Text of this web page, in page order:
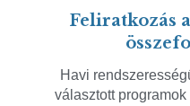
Feliratkozás
Havi
választott